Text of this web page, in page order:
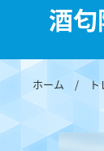
酒
ホーム /ト